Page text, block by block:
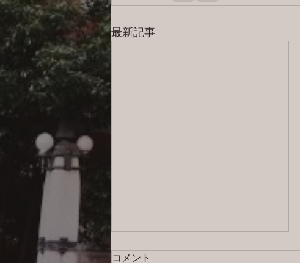
最新記事
コメント